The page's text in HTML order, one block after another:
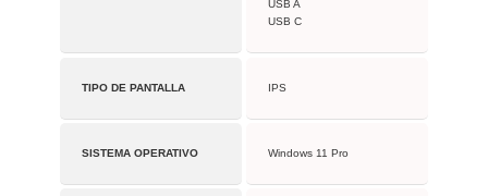
USB A
USB C
TIPO DE PANTALLA IPS
SISTEMA OPERATIVO Windows 11 Pro